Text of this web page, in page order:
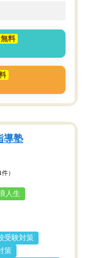
無料
導塾
件）
人生
受験対策
策